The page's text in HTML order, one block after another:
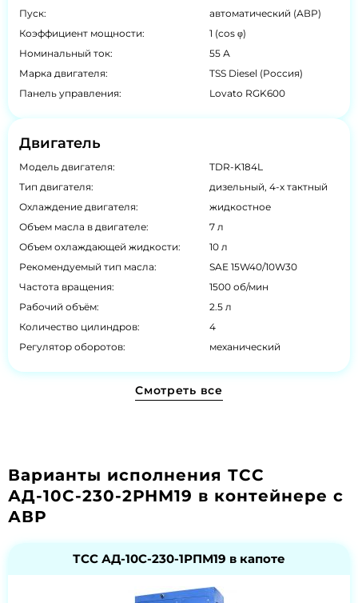
Пуск:
автоматический (АВР)
Коэффициент мощности:
1 (cos φ)
Номинальный ток:
55 А
Марка двигателя:
TSS Diesel (Россия)
Панель управления:
Lovato RGK600
Двигатель
Модель двигателя:
TDR-K184L
Тип двигателя:
дизельный, 4-х тактный
Охлаждение двигателя:
жидкостное
Объем масла в двигателе:
7 л
Объем охлаждающей жидкости:
10 л
Рекомендуемый тип масла:
SAE 15W40/10W30
Частота вращения:
1500 об/мин
Рабочий объём:
2.5 л
Количество цилиндров:
4
Регулятор оборотов:
механический
Смотреть все
Варианты исполнения ТСС
АД-10С-230-2РНМ19 в контейнере с
АВР
ТСС АД-10С-230-1РПМ19 в капоте